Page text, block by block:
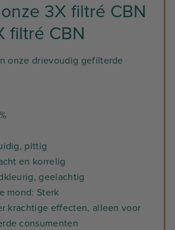
3X filtré CBN
filtré CBN
onze drievoudig gefilterde
pittig
en korrelig
geelachtig
mond: Sterk
krachtige effecten, alleen voor
consumenten